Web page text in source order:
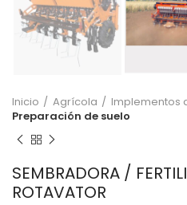
Inicio Agrícola
Implementos
Preparación de suelo
SEMBRADORA /
ROTAVATOR